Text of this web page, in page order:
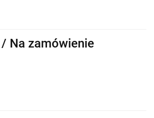
Na zamówienie